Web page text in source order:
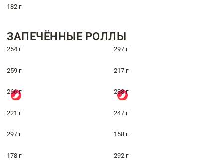
182 г
ЗАПЕЧЁННЫЕ РОЛЛЫ
254 г 297 г
259 г 217 г
266 г 238 г
221 г 247 г
297 г 158 г
178 г 292 г